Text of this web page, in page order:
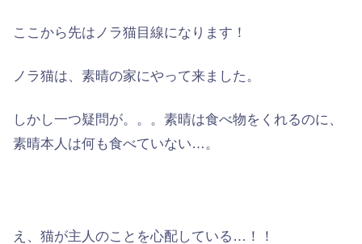
ここから先は ノラ猫目線になります！
ノラ猫は、素晴の家にやって来ました。
しかし一つ疑問が。。。素晴は食べ物をくれるのに、
素晴本人は何も食べていない…。
え、猫が主人のことを心配している…！！